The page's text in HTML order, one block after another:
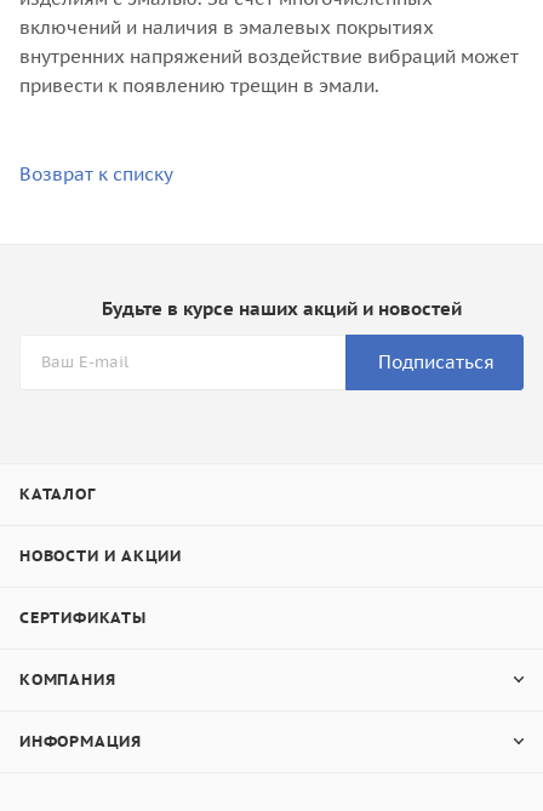
включений и наличия в эмалевых покрытиях
внутренних напряжений воздействие вибраций может
привести к появлению трещин в эмали.
Возврат к списку
Будьте в курсе наших акций и новостей
Подписаться
КАТАЛОГ
НОВОСТИ И АКЦИИ
СЕРТИФИКАТЫ
КОМПАНИЯ
ИНФОРМАЦИЯ